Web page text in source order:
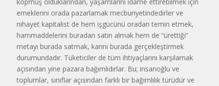
emeklerini orada pazarlamak mecburiyetindedirler ve
nihayet kapitalist de hem işgücünü oradan temin etmek,
hammaddelerini buradan satın almak hem de “ürettiği”
metayı burada satmak, karını burada gerçekleştirmek
durumundadır. Tüketiciler de tüm ihtiyaçlarını karşılamak
açısından yine pazara bağımlıdırlar. Bu; insanoğlu ve
toplumlar, sınıflar açısından farklı bir bağımlılık türüdür ve